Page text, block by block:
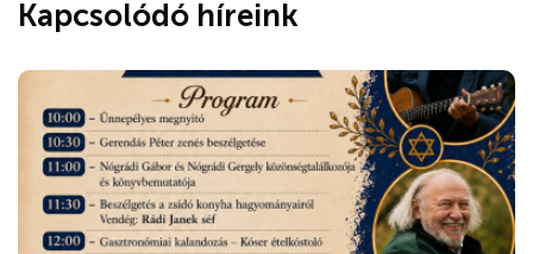
Kapcsolódó híreink